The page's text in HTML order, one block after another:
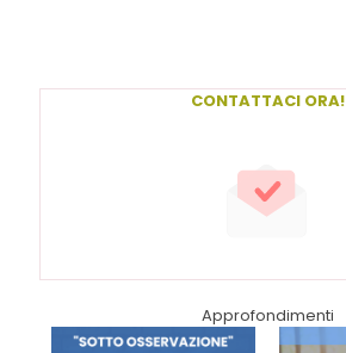
Approfondimenti
CONTATTACI ORA!